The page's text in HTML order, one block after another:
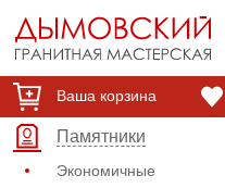
Ваша корзина
Памятники
Экономичные